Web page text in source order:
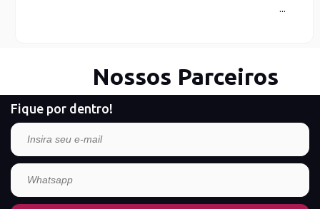
Nossos Parceiros
Fique por dentro!